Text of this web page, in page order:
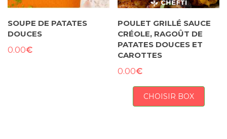
SOUPE DE PATATES
DOUCES
0.00€
POULET GRILLÉ SAUCE
CRÉOLE, RAGOÛT DE
PATATES DOUCES ET
CAROTTES
0.00€
CHOISIR BOX